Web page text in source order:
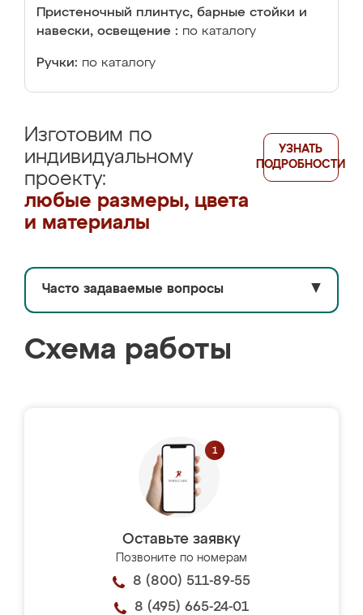
Пристеночный плинтус, барные стойки и
навески, освещение : по каталогу
Ручки: по каталогу
Изготовим по
индивидуальному
проекту:
любые размеры, цвета
и материалы
УЗНАТЬ
ПОДРОБНОСТИ
Часто задаваемые вопросы ▼
Схема работы
Оставьте заявку
Позвоните по номерам
8 (800) 511-89-55
8 (495) 665-24-01